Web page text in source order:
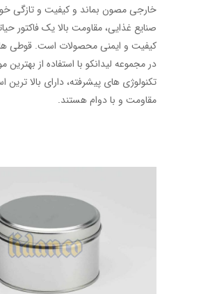
خارجی مصون بماند و کیفیت و تازگی
صنایع غذایی، مقاومت بالا یک فاکتور
کیفیت و ایمنی محصولات است. قوطی‌
در مجموعه لیدانکو با استفاده از بهترین
تکنولوژی ‌های پیشرفته، دارای بالا ترین
مقاومت و با دوام هستند.